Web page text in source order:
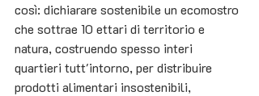
così: dichiarare sostenibile un ecomostro
che sottrae 10 ettari di territorio e
natura, costruendo spesso interi
quartieri tutt'intorno, per distribuire
prodotti alimentari insostenibili,